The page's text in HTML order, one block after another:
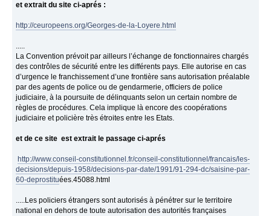
et extrait du site ci-aprés :
http://ceuropeens.org/Georges-de-la-Loyere.html
.....
La Convention prévoit par ailleurs l’échange de fonctionnaires chargés
des contrôles de sécurité entre les différents pays. Elle autorise en cas
d’urgence le franchissement d’une frontière sans autorisation préalable
par des agents de police ou de gendarmerie, officiers de police
judiciaire, à la poursuite de délinquants selon un certain nombre de
règles de procédures. Cela implique là encore des coopérations
judiciaire et policière très étroites entre les Etats.
et de ce site est extrait le passage ci-aprés
http://www.conseil-constitutionnel.fr/conseil-constitutionnel/francais/les-
decisions/depuis-1958/decisions-par-date/1991/91-294-dc/saisine-par-
60-deprostituées.45088.html
.....Les policiers étrangers sont autorisés à pénétrer sur le territoire
national en dehors de toute autorisation des autorités françaises